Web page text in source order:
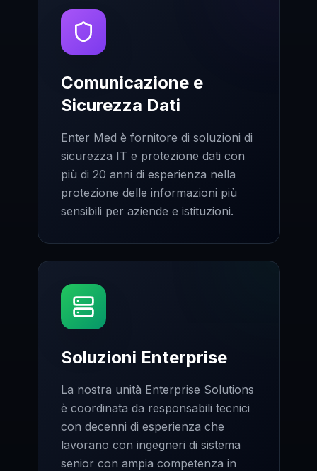
Comunicazione e
Sicurezza Dati
Enter Med è fornitore di soluzioni di
sicurezza IT e protezione dati con
più di 20 anni di esperienza nella
protezione delle informazioni più
sensibili per aziende e istituzioni.
Soluzioni Enterprise
La nostra unità Enterprise Solutions
è coordinata da responsabili tecnici
con decenni di esperienza che
lavorano con ingegneri di sistema
senior con ampia competenza in